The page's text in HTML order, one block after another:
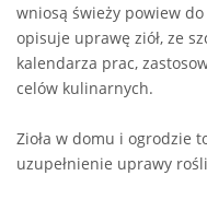
wniosą świeży powiew
opisuje uprawę ziół, ze
kalendarza prac,
celów kulinarnych.
Zioła w domu i ogrodzie
uzupełnienie uprawy